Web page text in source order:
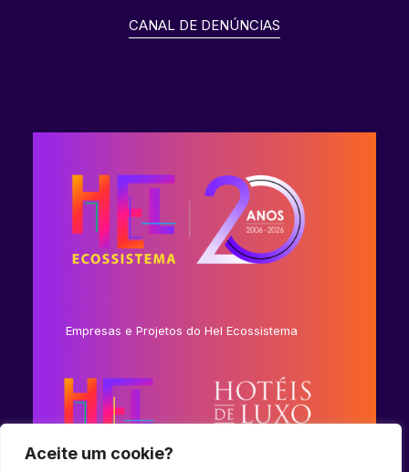
Aceite um cookie?
CANAL DE DENÚNCIAS
Empresas e Projetos do Hel Ecossistema